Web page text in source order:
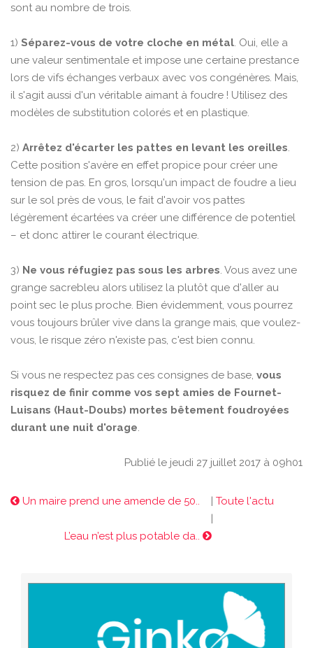
sont au nombre de trois.
1) Séparez-vous de votre cloche en métal. Oui, elle a
une valeur sentimentale et impose une certaine prestance
lors de vifs échanges verbaux avec vos congénères. Mais,
il s'agit aussi d'un véritable aimant à foudre ! Utilisez des
modèles de substitution colorés et en plastique.
2) Arrêtez d'écarter les pattes en levant les oreilles.
Cette position s'avère en effet propice pour créer une
tension de pas. En gros, lorsqu'un impact de foudre a lieu
sur le sol près de vous, le fait d'avoir vos pattes
légèrement écartées va créer une différence de potentiel
– et donc attirer le courant électrique.
3) Ne vous réfugiez pas sous les arbres. Vous avez une
grange sacrebleu alors utilisez la plutôt que d'aller au
point sec le plus proche. Bien évidemment, vous pourrez
vous toujours brûler vive dans la grange mais, que voulez-
vous, le risque zéro n'existe pas, c'est bien connu.
Si vous ne respectez pas ces consignes de base, vous
risquez de finir comme vos sept amies de Fournet-
Luisans (Haut-Doubs) mortes bêtement foudroyées
durant une nuit d'orage.
Publié le jeudi 27 juillet 2017 à 09h01
Un maire prend une amende de 50.. | Toute l'actu
|
L’eau n’est plus potable da..